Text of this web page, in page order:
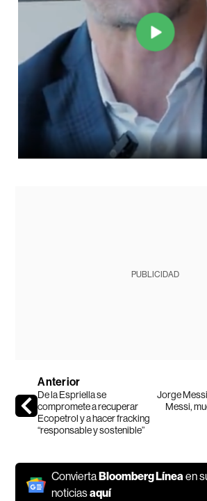
PUBLICIDAD
Anterior
De la Espriella se
compromete a recuperar
Ecopetrol y a hacer fracking
“responsable y sostenible”
Jorge
Messi,
ConviertaBloomberg Líneaen
noticiasaquí